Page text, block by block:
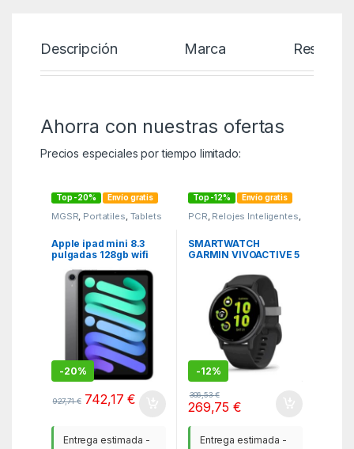
Descripción Marca Reseñas
Ahorra con nuestras ofertas
Precios especiales por tiempo limitado:
Top -20% Envío gratis
MGSR, Portatiles, Tablets
Apple ipad mini 8.3
pulgadas 128gb wifi
-20%
927,71€ 742,17€
Entrega estimada -
Top -12% Envío gratis
PCR, Relojes Inteligentes,
SMARTWATCH
GARMIN VIVOACTIVE 5
-12%
306,53€
269,75€
Entrega estimada -